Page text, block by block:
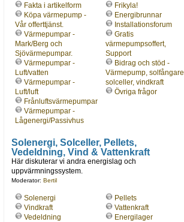
Fakta i artikelform
Köpa värmepump -
Vår offerttjänst.
Värmepumpar -
Mark/Berg och
Sjövärmepumpar.
Värmepumpar -
Luft/vatten
Värmepumpar -
Luft/luft
Frånluftsvärmepumpar
Värmepumpar -
Lågenergi/Passivhus
Frikyla!
Energibrunnar
Installationsforum
Gratis
värmepumpsoffert,
Support
Bidrag och stöd -
Värmepump, solfångare,
solceller, vindkraft
Övriga frågor
Solenergi, Solceller, Pellets,
Vedeldning, Vind & Vattenkraft
Här diskuterar vi andra energislag och
uppvärmningssystem.
Moderator: Bertil
Solenergi
Vindkraft
Vedeldning
Pellets
Vattenkraft
Energilager